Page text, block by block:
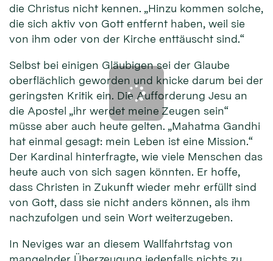
die Christus nicht kennen. „Hinzu kommen solche,
die sich aktiv von Gott entfernt haben, weil sie
von ihm oder von der Kirche enttäuscht sind.“
Selbst bei einigen Gläubigen sei der Glaube
oberflächlich geworden und knicke darum bei der
geringsten Kritik ein. Die Aufforderung Jesu an
die Apostel „ihr werdet meine Zeugen sein“
müsse aber auch heute gelten. „Mahatma Gandhi
hat einmal gesagt: mein Leben ist eine Mission.“
Der Kardinal hinterfragte, wie viele Menschen das
heute auch von sich sagen könnten. Er hoffe,
dass Christen in Zukunft wieder mehr erfüllt sind
von Gott, dass sie nicht anders können, als ihm
nachzufolgen und sein Wort weiterzugeben.
In Neviges war an diesem Wallfahrtstag von